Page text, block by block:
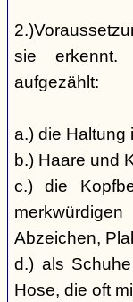
sie erkennt.
aufgezählt:
a.) die Haltung
b.) Haare und
c.) die
Abzeichen,
d.) als
Hose, die oft